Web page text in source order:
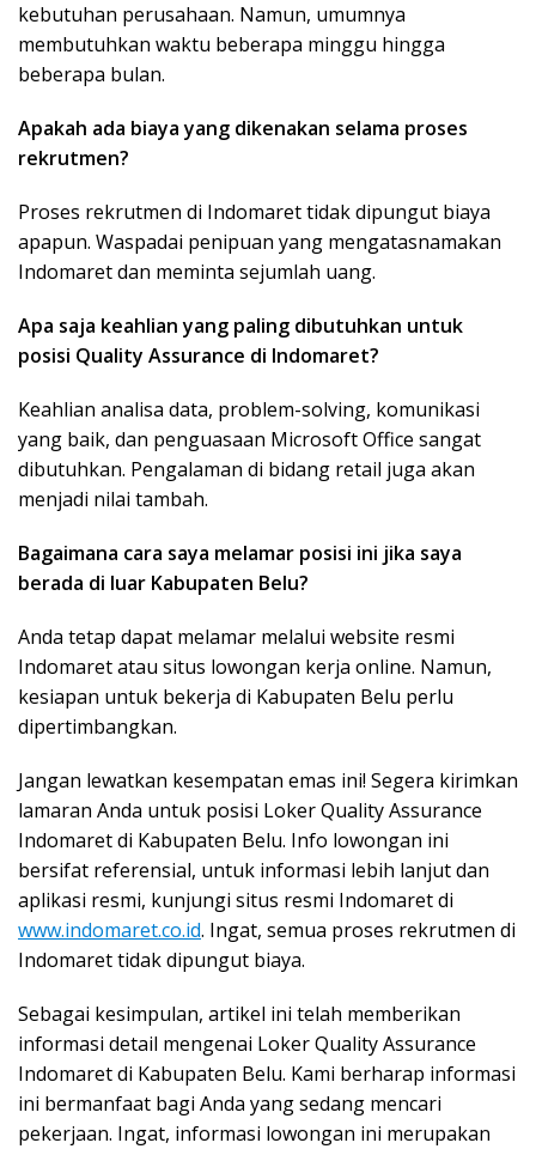
kebutuhan perusahaan. Namun, umumnya
membutuhkan waktu beberapa minggu hingga
beberapa bulan.
Apakah ada biaya yang dikenakan selama proses
rekrutmen?
Proses rekrutmen di Indomaret tidak dipungut biaya
apapun. Waspadai penipuan yang mengatasnamakan
Indomaret dan meminta sejumlah uang.
Apa saja keahlian yang paling dibutuhkan untuk
posisi Quality Assurance di Indomaret?
Keahlian analisa data, problem-solving, komunikasi
yang baik, dan penguasaan Microsoft Office sangat
dibutuhkan. Pengalaman di bidang retail juga akan
menjadi nilai tambah.
Bagaimana cara saya melamar posisi ini jika saya
berada di luar Kabupaten Belu?
Anda tetap dapat melamar melalui website resmi
Indomaret atau situs lowongan kerja online. Namun,
kesiapan untuk bekerja di Kabupaten Belu perlu
dipertimbangkan.
Jangan lewatkan kesempatan emas ini! Segera kirimkan
lamaran Anda untuk posisi Loker Quality Assurance
Indomaret di Kabupaten Belu. Info lowongan ini
bersifat referensial, untuk informasi lebih lanjut dan
aplikasi resmi, kunjungi situs resmi Indomaret di
www.indomaret.co.id. Ingat, semua proses rekrutmen di
Indomaret tidak dipungut biaya.
Sebagai kesimpulan, artikel ini telah memberikan
informasi detail mengenai Loker Quality Assurance
Indomaret di Kabupaten Belu. Kami berharap informasi
ini bermanfaat bagi Anda yang sedang mencari
pekerjaan. Ingat, informasi lowongan ini merupakan